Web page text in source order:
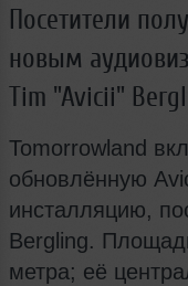
Посетители
новым
Tim "Avicii"
Tomorrowland
обновлённую
инсталляцию,
Bergling.
метра; её